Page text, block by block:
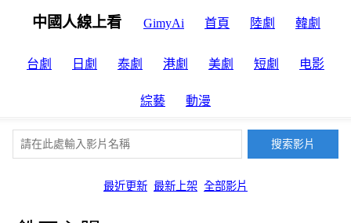
中國人線上看 GimyAi 首頁 陸劇 韓劇
台劇 日劇 泰劇 港劇 美劇 短劇 电影
綜藝 動漫
最近更新 最新上架 全部影片